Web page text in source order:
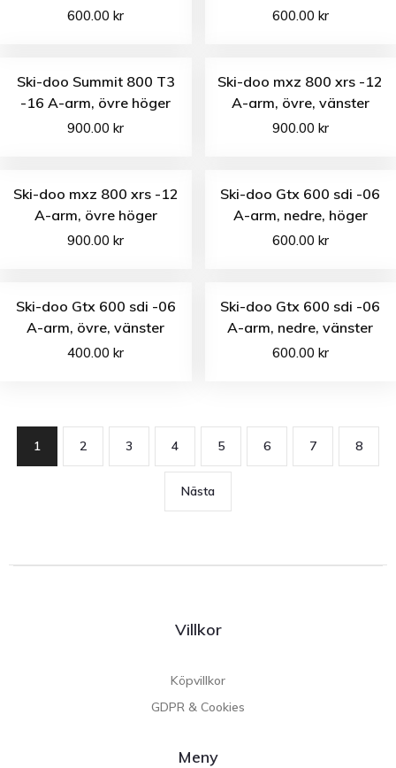
600.00kr 600.00 kr
Ski-doo Summit 800 T3
-16 A-arm, övre höger
900.00kr
Ski-doo mxz 800 xrs -12
A-arm, övre, vänster
900.00 kr
Ski-doo mxz 800 xrs -12
A-arm, övre höger
900.00kr
Ski-doo Gtx 600 sdi -06
A-arm, nedre, höger
600.00 kr
Ski-doo Gtx 600 sdi -06
A-arm, övre, vänster
400.00kr
Ski-doo Gtx 600 sdi -06
A-arm, nedre, vänster
600.00 kr
1 2 3 4 5 6 7 8
Nästa
Villkor
Köpvillkor
GDPR & Cookies
Meny